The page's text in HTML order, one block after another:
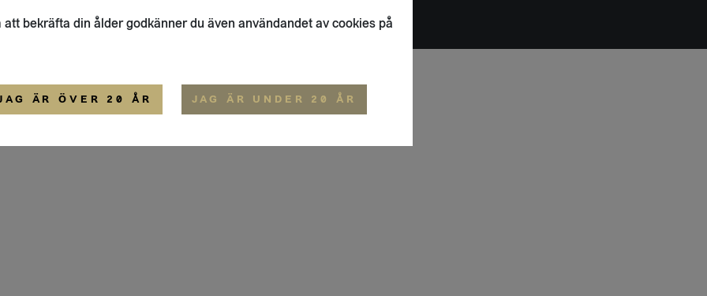
att bekräfta din ålder godkänner du även användandet av cookies på
ÄR ÖVER 20 ÅR JAG ÄR UNDER 20 ÅR